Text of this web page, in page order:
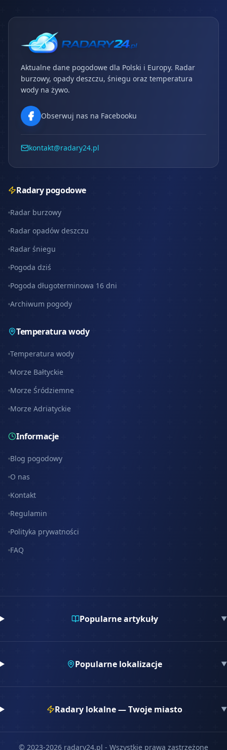
Aktualne dane pogodowe dla Polski i Europy. Radar
burzowy, opady deszczu, śniegu oraz temperatura
wody na żywo.
Obserwuj nas na Facebooku
kontakt@radary24.pl
Radary pogodowe
Radar burzowy
Radar opadów deszczu
Radar śniegu
Pogoda dziś
Pogoda długoterminowa 16 dni
Archiwum pogody
Temperatura wody
Temperatura wody
Morze Bałtyckie
Morze Śródziemne
Morze Adriatyckie
Informacje
Blog pogodowy
O nas
Kontakt
Regulamin
Polityka prywatności
FAQ
Popularne artykuły ▼
Popularne lokalizacje ▼
Radary lokalne — Twoje miasto ▼
© 2023-2026 radary24.pl - Wszystkie prawa zastrzeżone